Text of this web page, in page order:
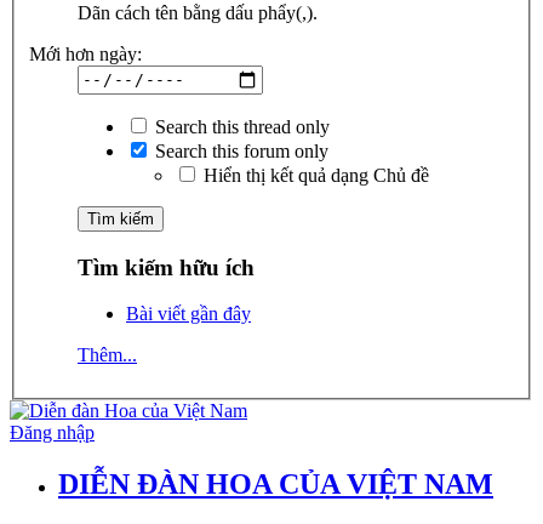
Dãn cách tên bằng dấu phẩy(,).
Mới hơn ngày:
Search this thread only
Search this forum only
Hiển thị kết quả dạng Chủ đề
Tìm kiếm hữu ích
Bài viết gần đây
Thêm...
Đăng nhập
DIỄN ĐÀN HOA CỦA VIỆT NAM